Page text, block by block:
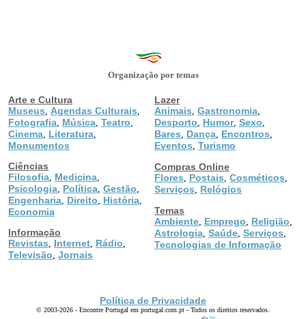
Organização por temas
Arte e Cultura
Museus
Agendas Culturais
Fotografia Música Teatro
Cinema Literatura
Monumentos
Ciências
Filosofia Medicina
Psicologia Política Gestão
Engenharia Direito História
Economia
Informação
Revistas
Internet Rádio
Televisão Jornais
Lazer
Animais Gastronomia
Desporto Humor, Sexo
Bares Dança Encontros
Eventos Turismo
Compras Online
Flores
Postais Cosméticos
Serviços
Relógios
Temas
Ambiente Emprego Religião
Astrologia Saúde Serviços
Tecnologias de Informação
Política de Privacidade
© 2003-2026 - Encontre Portugal em portugal.com.pt - Todos os direitos reservados.